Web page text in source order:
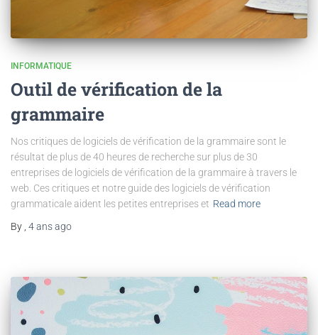
INFORMATIQUE
Outil de vérification de la
grammaire
Nos critiques de logiciels de vérification de la grammaire sont le
résultat de plus de 40 heures de recherche sur plus de 30
entreprises de logiciels de vérification de la grammaire à travers le
web. Ces critiques et notre guide des logiciels de vérification
grammaticale aident les petites entreprises et Read more
By 4 ansago